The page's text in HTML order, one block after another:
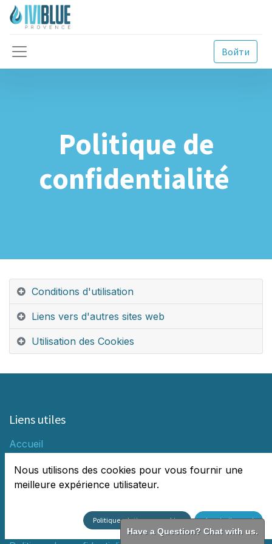
Войти
Politique de
confidentialité
Conditions d'utilisation
Liens vers d'autres sites web
Utilisation des Cookies
Liens utiles
Accueil
AdBlue
Unités de stockage
Liquide de refroidissement
Mentions Légales
Nous utilisons des cookies pour vous fournir une
meilleure expérience utilisateur.
Politique relative aux cookies Je suis d'accord
Have a Question? Chat with us.